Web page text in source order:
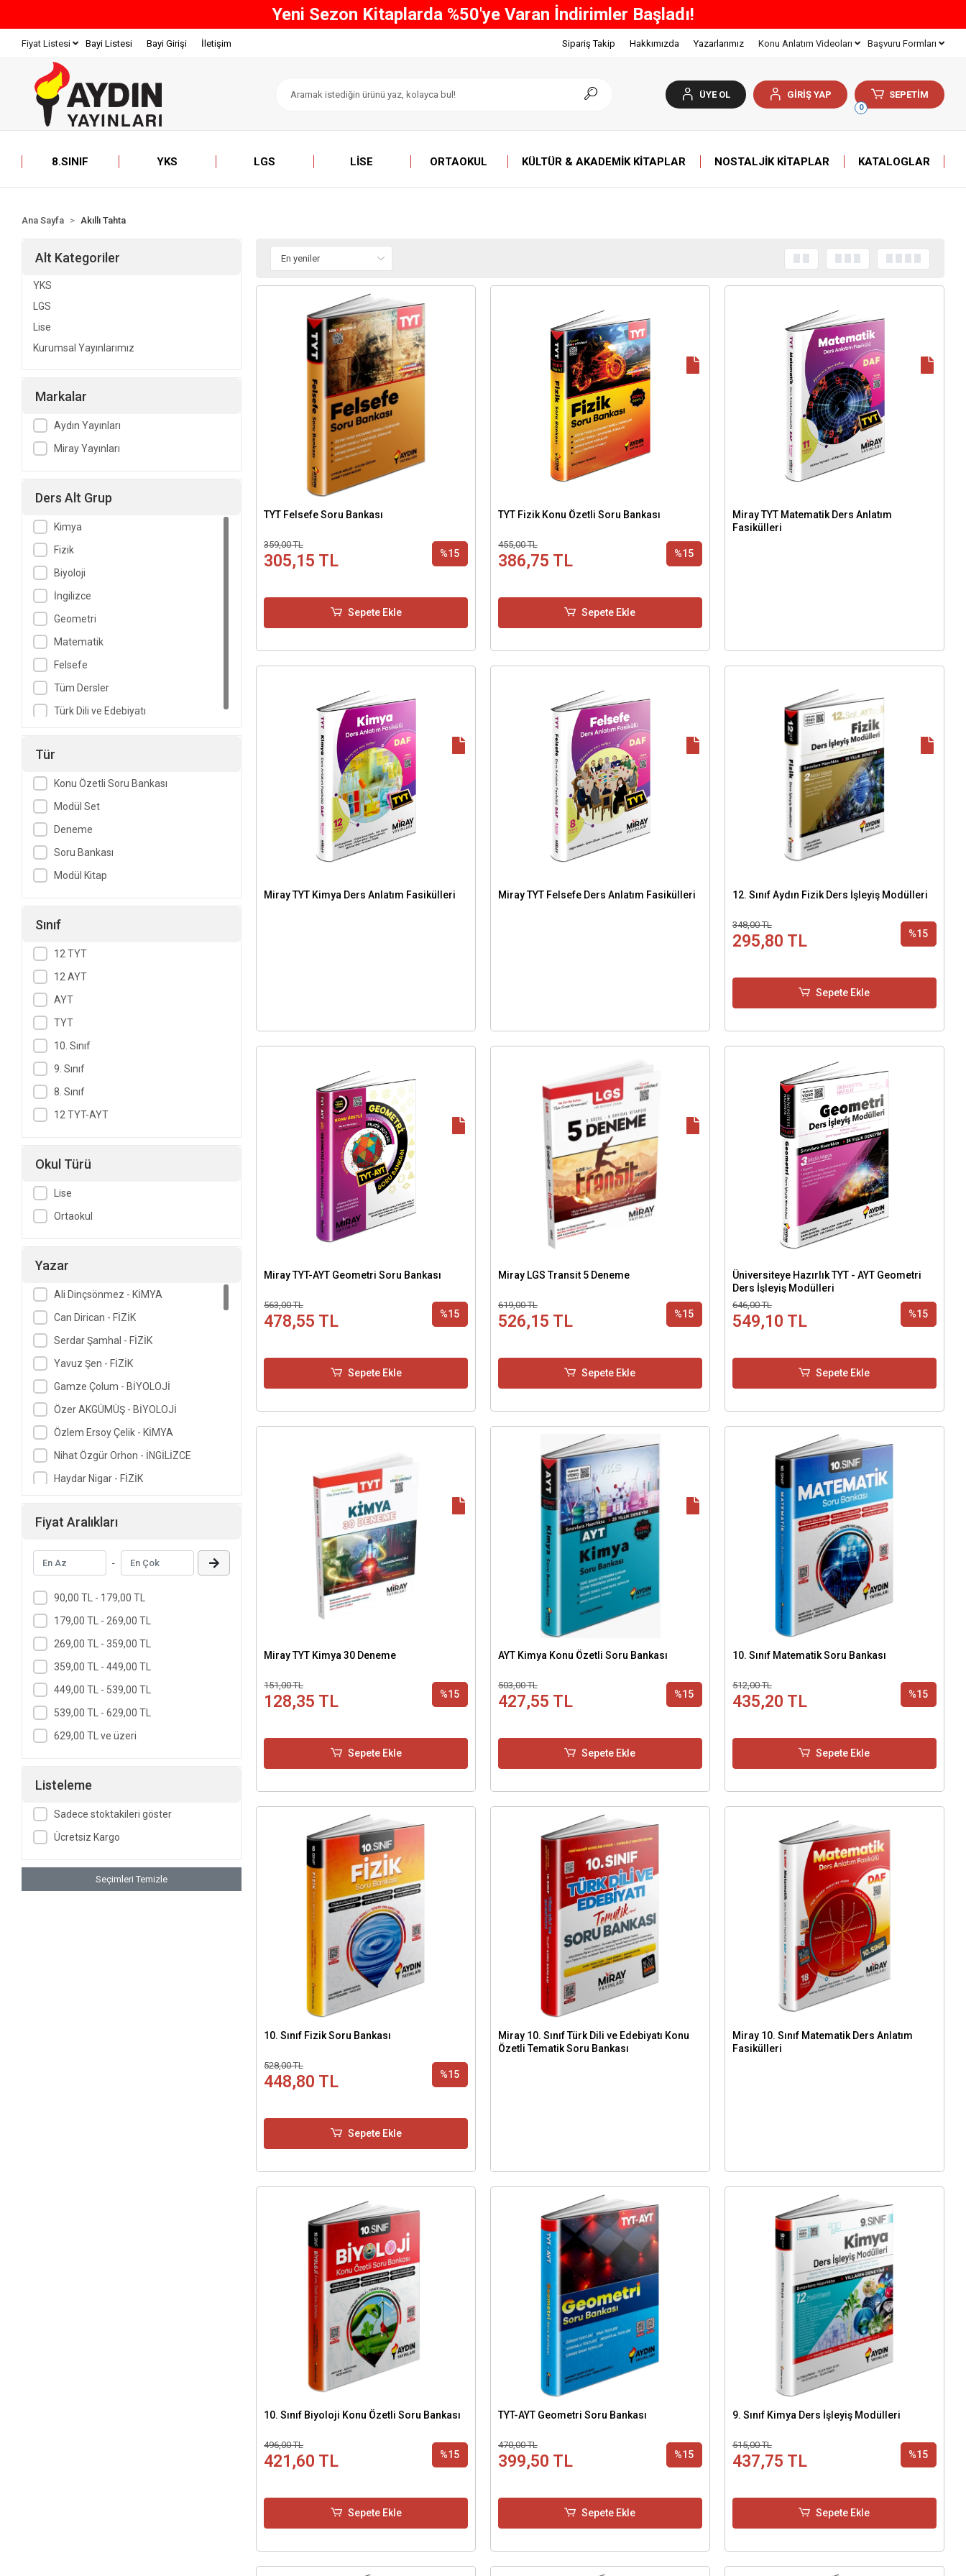
800 TL ve Üzeri Tüm Alışverişlerinizde ÜCRETSİZ KARGO!
Fiyat Listesi Bayi Listesi Bayi Girişi İletişim Sipariş Takip Hakkımızda Yazarlarımız Konu Anlatım Videoları Başvuru Formları
ÜYE OL GİRİŞ YAP
0
SEPETİM
8.SINIF YKS LGS LISE ORTAOKUL KÜLTÜR & AKADEMIK KITAPLAR NOSTALJIK KITAPLAR KATALOGLAR
Ana Sayfa Akıllı Tahta
Alt Kategoriler
YKS
LGS
Lise
Kurumsal Yayınlarımız
Markalar
Aydın Yayınları
Miray Yayınları
Ders Alt Grup
Kimya
Fizik
Biyoloji
İngilizce
Geometri
Matematik
Felsefe
Tüm Dersler
Türk Dili ve Edebiyatı
Tür
Konu Özetli Soru Bankası
Modül Set
Deneme
Soru Bankası
Modül Kitap
Sınıf
12 TYT
12 AYT
AYT
TYT
10. Sınıf
9. Sınıf
8. Sınıf
12 TYT-AYT
Okul Türü
Lise
Ortaokul
Yazar
Ali Dinçsönmez - KİMYA
Can Dirican - FİZİK
Serdar Şamhal - FİZİK
Yavuz Şen - FİZİK
Gamze Çolum - BİYOLOJİ
Özer AKGÜMÜŞ - BİYOLOJİ
Özlem Ersoy Çelik - KİMYA
Nihat Özgür Orhon - İNGİLİZCE
Haydar Nigar - FİZİK
Süleyman Tahancı - FİZİK
Hasan Numanoğlu - MATEMATİK
Musa Yılmazkaya - MATEMATİK
Selim Yüksel - MATEMATİK
Can Turnalı - MATEMATİK
Koray Mehter - MATEMATİK
Nesibe Aydın - MATEMATİK
Nilhan Çetin Eron - MATEMATİK
Onur Boztepe - MATEMATİK
Ahmet Enes Budak - FELSEFE
Ferahnur Havva Akbaş - KİMYA
Mehmet Sağ - KİMYA
Özlem Köker - KİMYA
Şeyma Gündüz - KİMYA
Fiyat Aralıkları
-
90,00 TL - 179,00 TL
179,00 TL - 269,00 TL
269,00 TL - 359,00 TL
359,00 TL - 449,00 TL
449,00 TL - 539,00 TL
539,00 TL - 629,00 TL
629,00 TL ve üzeri
Listeleme
Sadece stoktakileri göster
Ücretsiz Kargo
Seçimleri Temizle
TYT Felsefe Soru Bankası
359,00 TL
305,15 TL %15
Sepete Ekle
TYT Fizik Konu Özetli Soru Bankası
455,00 TL
386,75 TL %15
Sepete Ekle
Miray TYT Matematik Ders Anlatım
Fasikülleri
Miray TYT Kimya Ders Anlatım Fasikülleri Miray TYT Felsefe Ders Anlatım Fasikülleri 12. Sınıf Aydın Fizik Ders İşleyiş Modülleri
348,00 TL
295,80 TL %15
Sepete Ekle
Miray TYT-AYT Geometri Soru Bankası
563,00 TL
478,55 TL %15
Sepete Ekle
Miray LGS Transit 5 Deneme
619,00 TL
526,15 TL %15
Sepete Ekle
Üniversiteye Hazırlık TYT - AYT Geometri
Ders İşleyiş Modülleri
646,00 TL
549,10 TL %15
Sepete Ekle
Miray TYT Kimya 30 Deneme
151,00 TL
128,35 TL %15
Sepete Ekle
AYT Kimya Konu Özetli Soru Bankası
503,00 TL
427,55 TL %15
Sepete Ekle
10. Sınıf Matematik Soru Bankası
512,00 TL
435,20 TL %15
Sepete Ekle
10. Sınıf Fizik Soru Bankası
528,00 TL
448,80 TL %15
Sepete Ekle
Miray 10. Sınıf Türk Dili ve Edebiyatı Konu
Özetli Tematik Soru Bankası
Miray 10. Sınıf Matematik Ders Anlatım
Fasikülleri
10. Sınıf Biyoloji Konu Özetli Soru Bankası
496,00 TL
421,60 TL %15
Sepete Ekle
TYT-AYT Geometri Soru Bankası
470,00 TL
399,50 TL %15
Sepete Ekle
9. Sınıf Kimya Ders İşleyiş Modülleri
515,00 TL
437,75 TL %15
Sepete Ekle